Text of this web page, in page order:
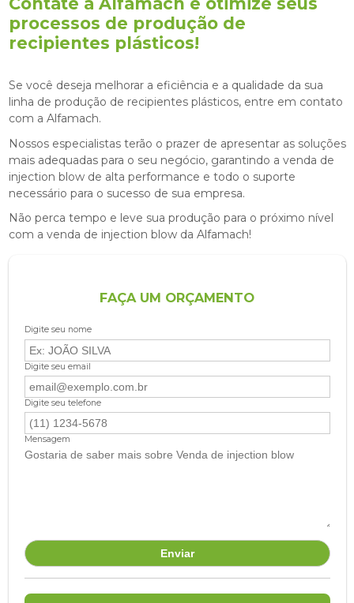
processos de produção de
recipientes plásticos!
Se você deseja melhorar a eficiência e a qualidade da sua
linha de produção de recipientes plásticos, entre em contato
com a Alfamach.
Nossos especialistas terão o prazer de apresentar as soluções
mais adequadas para o seu negócio, garantindo a venda de
injection blowde alta performance e todo o suporte
necessário para o sucesso de sua empresa.
Não perca tempo e leve sua produção para o próximo nível
com a venda de injection blowda Alfamach!
FAÇA UM ORÇAMENTO
Digite seu nome
Digite seu email
Digite seu telefone
Mensagem